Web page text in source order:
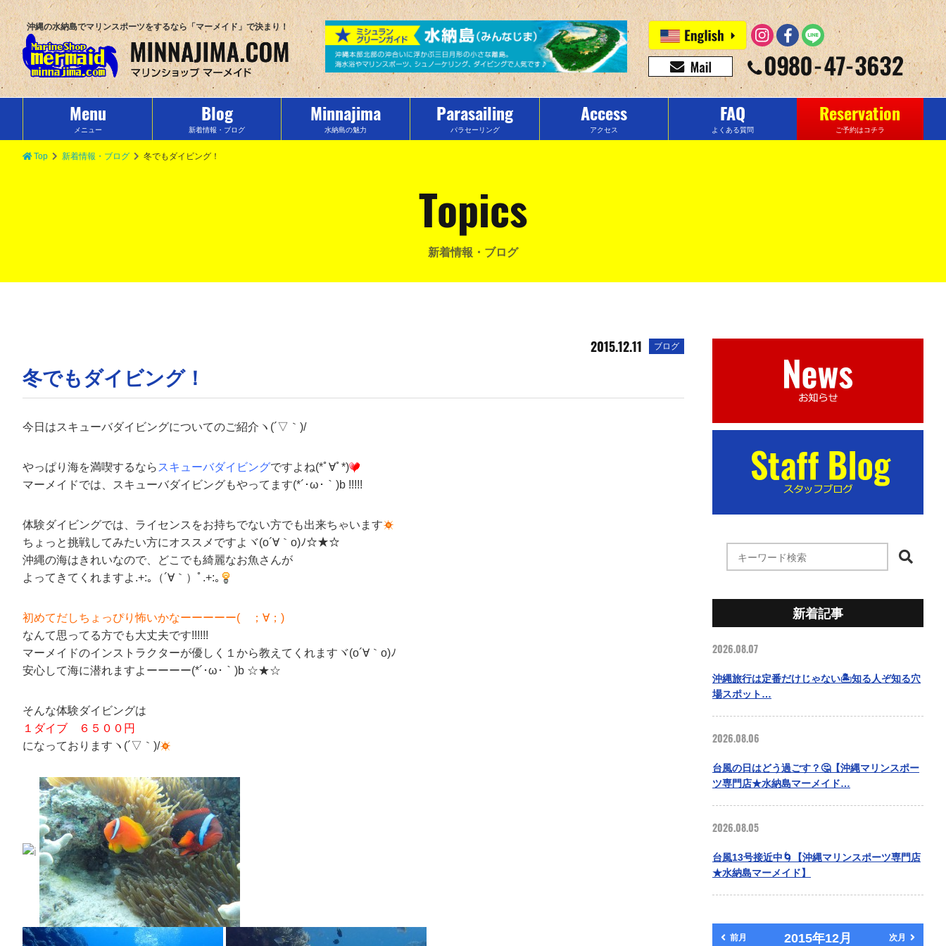
沖縄の水納島でマリンスポーツをするなら「マーメイド」で決まり！
Menu
メニュー
Blog
新着情報・ブログ
Minnajima
水納島の魅力
Parasailing
パラセーリング
Access
アクセス
FAQ
よくある質問
Reservation
ご予約はコチラ
Top 新着情報・ブログ 冬でもダイビング！
Topics
新着情報・ブログ
2015.12.11 ブログ
冬でもダイビング！
今日はスキューバダイビングについてのご紹介ヽ(´▽｀)/
やっぱり海を満喫するなら スキューバダイビングですよね(*ﾟ∀ﾟ*)
マーメイドでは、スキューバダイビングもやってます(*´･ω･｀)b !!!!!
体験ダイビングでは、ライセンスをお持ちでない方でも出来ちゃいます
ちょっと挑戦してみたい方にオススメですよヾ(o´∀｀o)ﾉ☆★☆
沖縄の海はきれいなので、どこでも綺麗なお魚さんが
よってきてくれますよ.+:｡（´∀｀）ﾟ.+:｡
初めてだしちょっぴり怖いかなーーーーー( ；∀；)
なんて思ってる方でも大丈夫です!!!!!!
マーメイドのインストラクターが優しく１から教えてくれますヾ(o´∀｀o)ﾉ
安心して海に潜れますよーーーー(*´･ω･｀)b ☆★☆
そんな体験ダイビングは
１ダイブ ６５００円
になっておりますヽ(´▽｀)/
新着記事
2026.08.07
沖縄旅行は定番だけじゃない🏝️知る人ぞ知る穴
場スポット…
2026.08.06
台風の日はどう過ごす？🤔【沖縄マリンスポー
ツ専門店★水納島マーメイド…
2026.08.05
台風13号接近中🌀【沖縄マリンスポーツ専門店
★水納島マーメイド】
前月 2015年12月 次月